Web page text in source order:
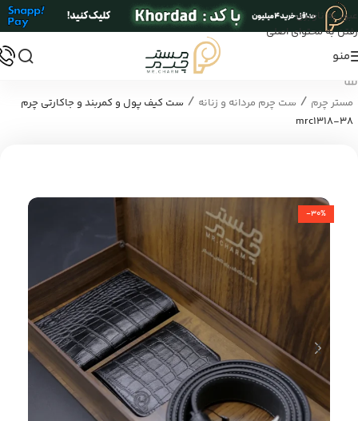
عبور به ناوبری
رفتن به محتوای اصلی
منو
مستر چرم / ست چرم مردانه و زنانه / ست کیف پول و کمربند و جاکارتی چرم
mrc1318-38
-30%